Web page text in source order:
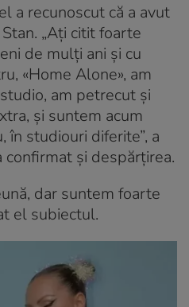
a recunoscut că a avut
„Ați citit foarte
de mulți ani și cu
«Home Alone», am
am petrecut și
și suntem acum
în studiouri diferite”, a
și despărțirea.
dar suntem foarte
el subiectul.